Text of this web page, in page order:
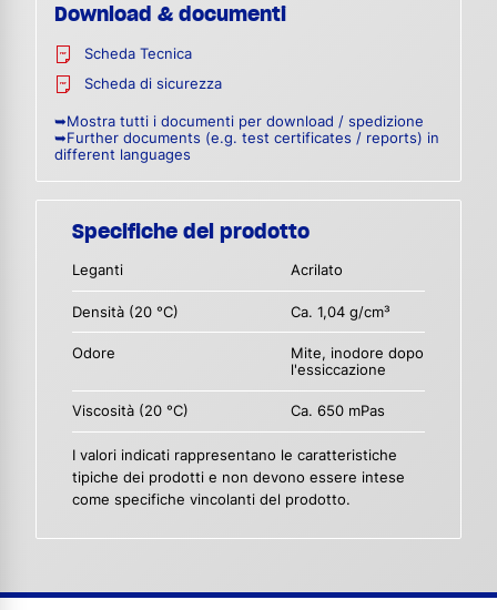
Download & documenti
Scheda Tecnica
Scheda di sicurezza
➥Mostra tutti i documenti per download / spedizione
➥Further documents (e.g. test certificates / reports) in
different languages
Specifiche del prodotto
Leganti Acrilato
Densità (20 °C) Ca. 1,04 g/cm³
Odore
Mite, inodore dopo
l'essiccazione
Viscosità (20 °C) Ca. 650 mPas
I valori indicati rappresentano le caratteristiche
tipiche dei prodotti e non devono essere intese
come specifiche vincolanti del prodotto.